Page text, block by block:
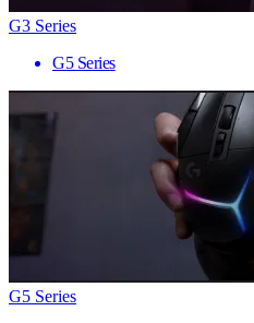
G3 Series
G5 Series
G5 Series